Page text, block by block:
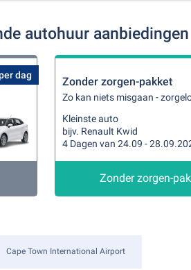
autohuur aanbiedingen
dag Zonder zorgen-pakket
Zo kan niets misgaan -
Kleinste auto
bijv. Renault Kwid
4 Dagen van 24.09 -
Zonder zorgen-
Cape Town International Airport